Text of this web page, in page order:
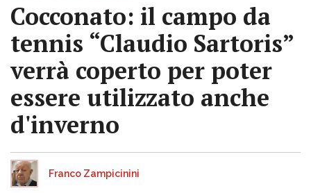
Cocconato: il campo da
tennis “Claudio Sartoris”
verrà coperto per poter
essere utilizzato anche
d'inverno
Franco Zampicinini